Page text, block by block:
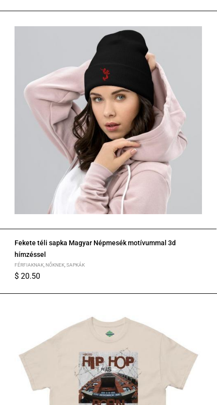
Fekete téli sapka Magyar Népmesék motívummal 3d
hímzéssel
FÉRFIAKNAK NŐKNEK SAPKÁK
$ 20.50